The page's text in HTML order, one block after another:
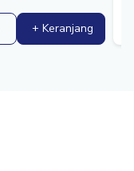
+ Keranjang